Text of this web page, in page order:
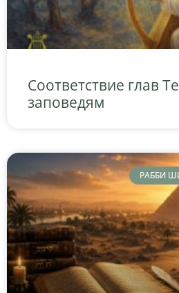
Соответствие глав
заповедям
РАББИ